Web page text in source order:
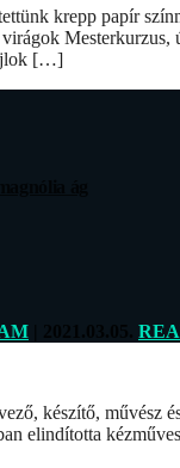
krepp papír
Mesterkurzus,
[…]
készítő, művész
elindította